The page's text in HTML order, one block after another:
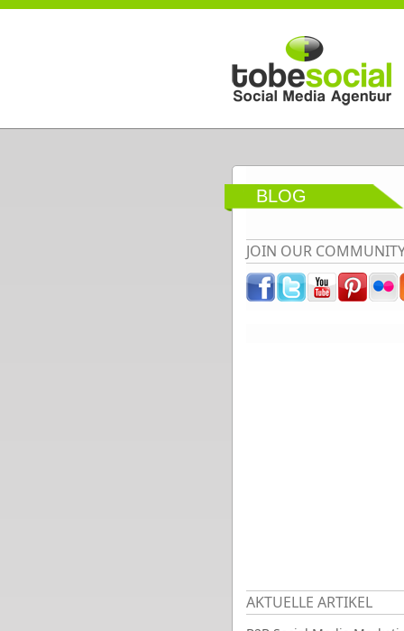
Direkt zum Inhalt
BLOG
JOIN OUR
AKTUELLE ARTIKEL